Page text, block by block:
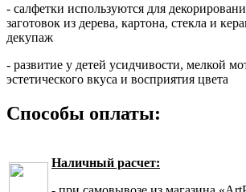
- салфетки используются для
заготовок из дерева, картона, стекла и
декупаж
- развитие у детей усидчивости, мелкой
эстетического вкуса и восприятия цвета
Способы оплаты:
Наличный расчет: